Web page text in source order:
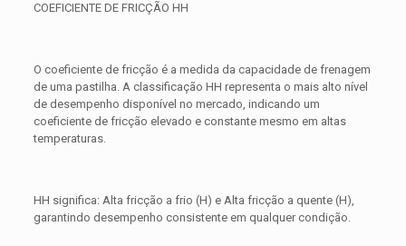
COEFICIENTE DE FRICÇÃO HH
O coeficiente de fricção é a medida da capacidade de frenagem
de uma pastilha. A classificação HH representa o mais alto nível
de desempenho disponível no mercado, indicando um
coeficiente de fricção elevado e constante mesmo em altas
temperaturas.
HH significa: Alta fricção a frio (H) e Alta fricção a quente (H),
garantindo desempenho consistente em qualquer condição.